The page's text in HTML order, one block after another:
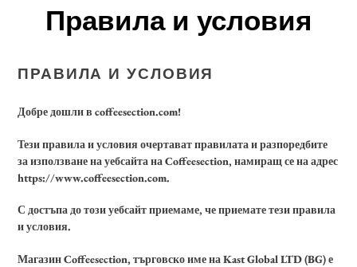
Правила и условия
ПРАВИЛА И УСЛОВИЯ
Добре дошли в coffeesection.com!
Тези правила и условия очертават правилата и разпоредбите
за използване на уебсайта на Coffeesection, намиращ се на адрес
https://www.coffeesection.com.
С достъпа до този уебсайт приемаме, че приемате тези правила
и условия.
Магазин Coffeesection, търговско име на Kast Global LTD (BG) е